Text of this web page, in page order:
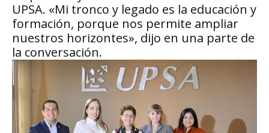
UPSA. «Mi tronco y legado es la educación y
formación, porque nos permite ampliar
nuestros horizontes», dijo en una parte de
la conversación.